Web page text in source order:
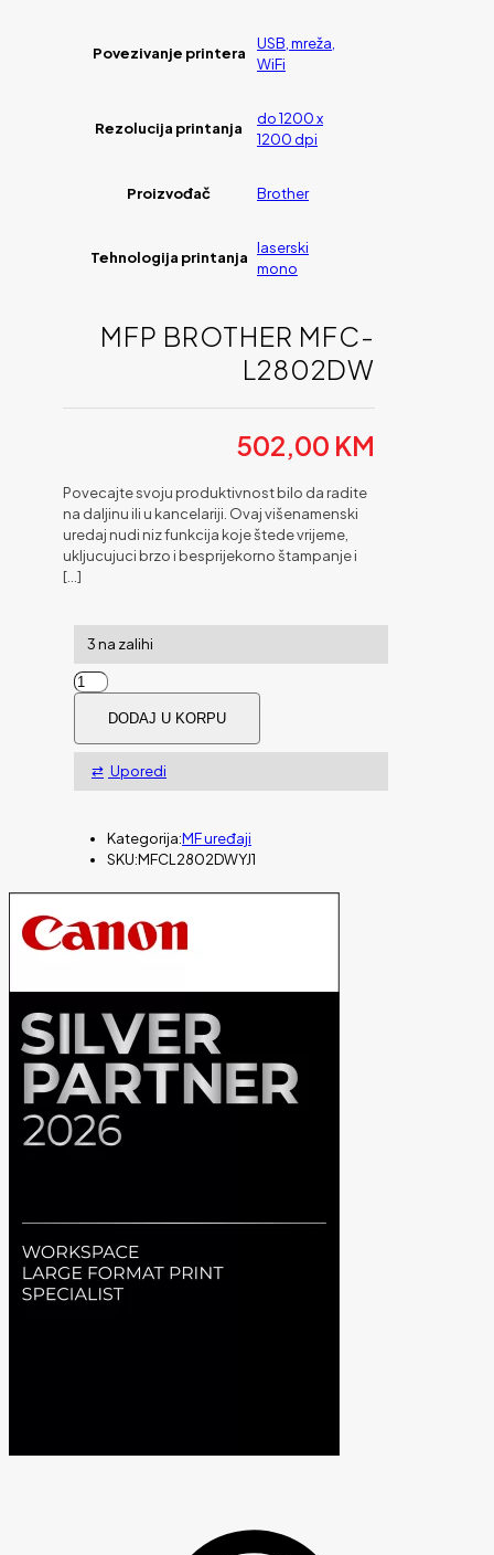
Povezivanje printera
USB, mreža,
WiFi
Rezolucija printanja
do 1200 x
1200 dpi
Proizvođač Brother
Tehnologija printanja
laserski
mono
MFP BROTHER MFC-
L2802DW
502,00 KM
Povecajte svoju produktivnost bilo da radite
na daljinu ili u kancelariji. Ovaj višenamenski
uredaj nudi niz funkcija koje štede vrijeme,
ukljucujuci brzo i besprijekorno štampanje i
[…]
3 na zalihi
MFP
BROTHER
MFC-
L2802DW
količina
DODAJ U KORPU
Uporedi
Kategorija:MF uređaji
SKU:MFCL2802DWYJ1